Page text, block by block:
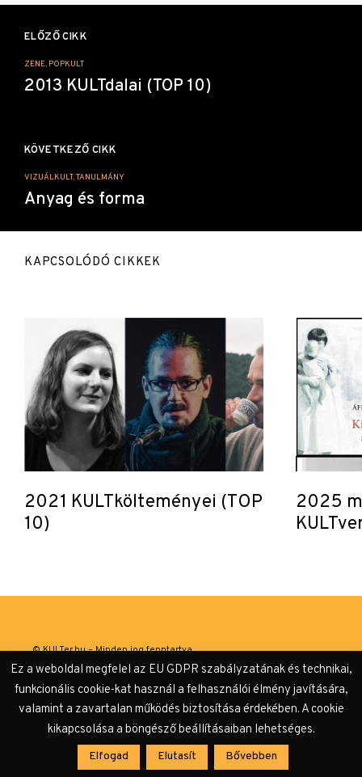
navigáció
ELŐZŐ CIKK
ZENE, POPKULT
2013 KULTdalai (TOP 10)
KÖVETKEZŐ CIKK
VIZUÁLKULT, TANULMÁNY
Anyag és forma
KAPCSOLÓDÓ CIKKEK
2021 KULTkölteményei (TOP
10)
2025
© KULTer.hu – Minden jog fenntartva
Adatvédelmi tájékoztató
Ez a weboldal megfelel az EU GDPR szabályzatának és technikai,
funkcionális cookie-kat használ a felhasználói élmény javítására,
valamint a zavartalan működés biztosítása érdekében. A cookie
kikapcsolása a böngésző beállításaiban lehetséges.
Elfogad Elutasít Bővebben